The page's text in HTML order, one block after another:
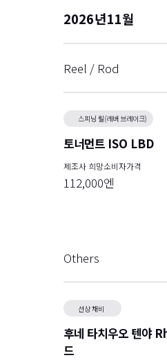
2026 11
Reel / Rod
스피닝 릴(레버 브레이크)
토너먼트 ISO LBD
제조사 희망소비자가격
112,000엔
Others
선상 채비
후네 타치우오 텐야
드